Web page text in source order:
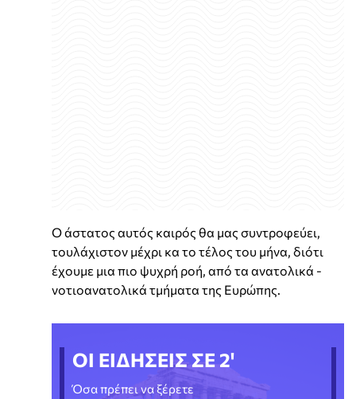
Ο άστατος αυτός καιρός θα μας συντροφεύει,
τουλάχιστον μέχρι κα το τέλος του μήνα, διότι
έχουμε μια πιο ψυχρή ροή, από τα ανατολικά -
νοτιοανατολικά τμήματα της Ευρώπης.
ΟΙ ΕΙΔΗΣΕΙΣ ΣΕ 2'
Όσα πρέπει να ξέρετε